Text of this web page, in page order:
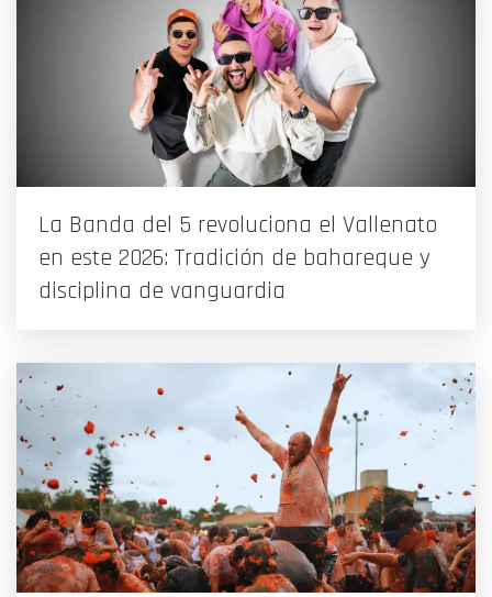
La Banda del 5 revoluciona el Vallenato
en este 2026: Tradición de bahareque y
disciplina de vanguardia